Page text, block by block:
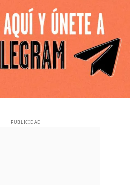
PUBLICIDAD